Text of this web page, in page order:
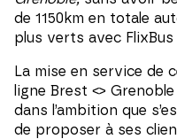
de 1150km en totale
plus verts avec
La mise en service de
ligne Brest <>
dans l’ambition que
de proposer à ses